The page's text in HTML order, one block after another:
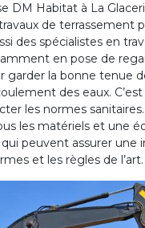
DM Habitat à La
de terrassement
des spécialistes en
en pose de
garder la bonne tenue
des eaux. C’est
les normes
les matériels et une
qui peuvent assurer une
et les règles de l’art.